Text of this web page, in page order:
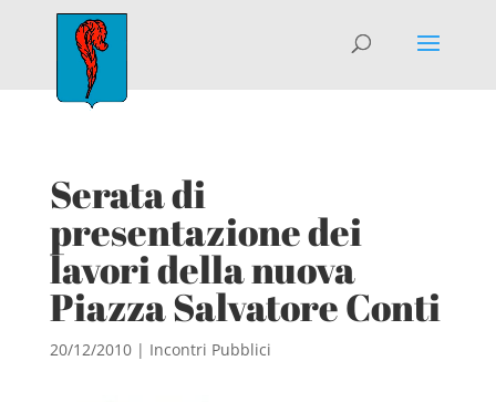
Serata di
presentazione dei
lavori della nuova
Piazza Salvatore Conti
20/12/2010| Incontri Pubblici